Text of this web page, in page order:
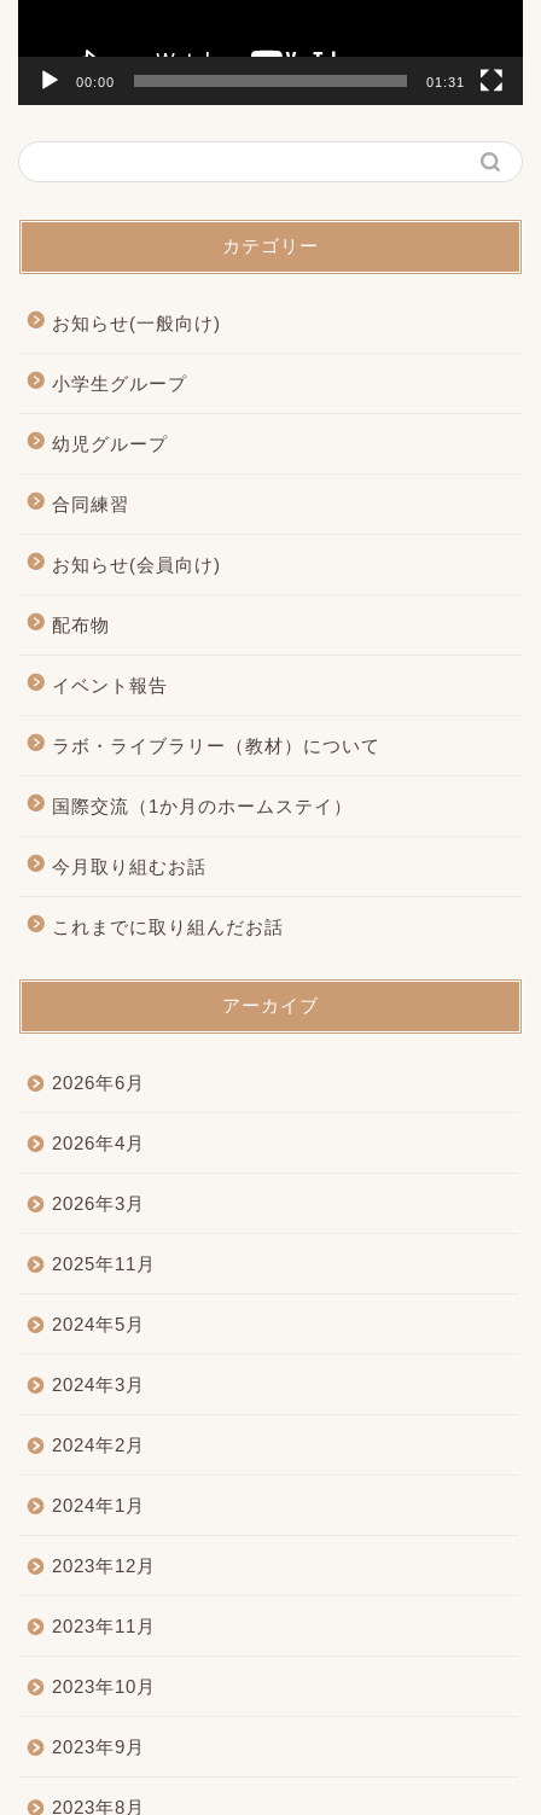
00:00 01:31
カテゴリー
お知らせ(一般向け)
小学生グループ
幼児グループ
合同練習
お知らせ(会員向け)
配布物
イベント報告
ラボ・ライブラリー（教材）について
国際交流（1か月のホームステイ）
今月取り組むお話
これまでに取り組んだお話
アーカイブ
2026年6月
2026年4月
2026年3月
2025年11月
2024年5月
2024年3月
2024年2月
2024年1月
2023年12月
2023年11月
2023年10月
2023年9月
2023年8月